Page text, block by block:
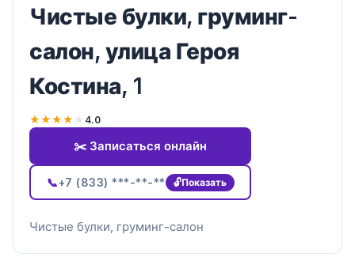
Чистые булки, груминг-
салон, улица Героя
Костина, 1
★★★★ ★ 4.0
✂️ Записаться онлайн
📞+7 (833) ***-**-** Показать
Чистые булки, груминг-салон